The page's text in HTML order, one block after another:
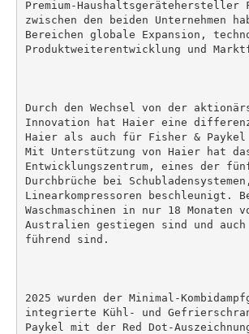
Premium-
zwischen den beiden Unternehmen
Bereichen globale Expansion,
Produktweiterentwicklung und
Durch den Wechsel von der
Innovation hat Haier eine
Haier als auch für Fisher &
Mit Unterstützung von Haier hat
Entwicklungszentrum, eines der
Durchbrüche bei
Linearkompressoren beschleunigt.
Waschmaschinen in nur 18
Australien gestiegen sind und auch
führend sind.
2025 wurden der Minimal-
integrierte Kühl- und
Paykel mit der Red Dot-